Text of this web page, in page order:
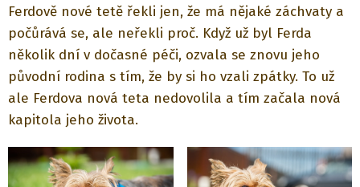
Ferdově nové tetě řekli jen, že má nějaké záchvaty a
počůrává se, ale neřekli proč. Když už byl Ferda
několik dní v dočasné péči, ozvala se znovu jeho
původní rodina s tím, že by si ho vzali zpátky. To už
ale Ferdova nová teta nedovolila a tím začala nová
kapitola jeho života.